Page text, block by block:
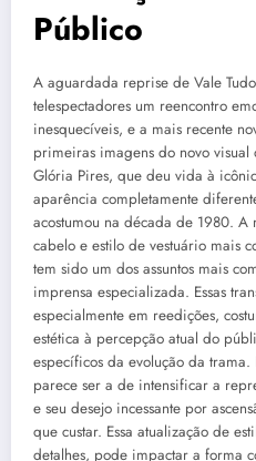
Público
A aguardada reprise de Vale
telespectadores um reencontro
inesquecíveis, e a mais recente
primeiras imagens do novo
Glória Pires, que deu vida à
aparência completamente
acostumou na década de 1980.
cabelo e estilo de vestuário mais
tem sido um dos assuntos mais
imprensa especializada. Essas
especialmente em reedições,
estética à percepção atual do
específicos da evolução da
parece ser a de intensificar a
e seu desejo incessante por
que custar. Essa atualização de
detalhes, pode impactar a forma